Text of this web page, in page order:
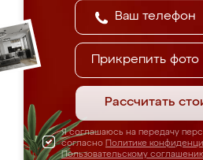
Прикрепить фото
Рассчитать
Я соглашаюсь на передачу
согласно Политике
Пользовательскому